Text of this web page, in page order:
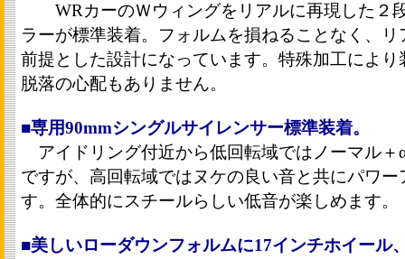
WRカーのＷウィングをリアルに再現した２
ラーが標準装着。フォルムを損ねることなく、
前提とした設計になっています。特殊加工によ
脱落の心配もありません。
■専用90mmシングルサイレンサー標準装着。
アイドリング付近から低回転域ではノーマル＋
ですが、高回転域ではヌケの良い音と共にパワ
す。全体的にスチールらしい低音が楽しめます。
■美しいローダウンフォルムに17インチホイール